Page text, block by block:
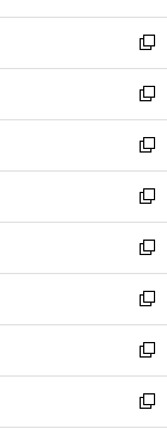
開
く
ウ
で
開
く
ウ
ィ
ン
ド
ウ
で
開
く
し
い
ウ
ィ
ン
ド
ウ
で
開
く
新
し
い
ウ
ィ
ン
ド
ウ
で
開
く
新
し
い
ウ
ィ
ン
ド
ウ
で
開
く
新
し
い
ウ
ィ
ン
ド
ウ
で
開
く
新
し
い
ウ
ィ
ン
ド
ウ
で
開
新
し
い
ウ
ィ
ン
ド
ウ
新
し
い
ウ
ィ
ン
新
し
い
ウ
新